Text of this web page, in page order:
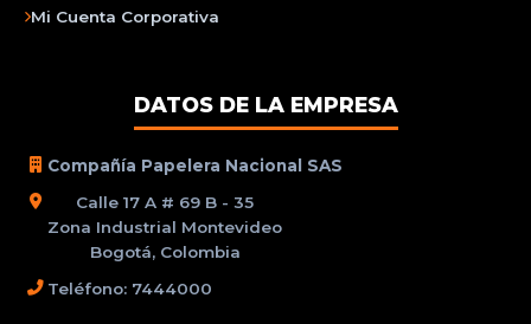
Mi Cuenta Corporativa
DATOS DE LA EMPRESA
Compañía Papelera Nacional SAS
Calle 17 A # 69 B - 35
Zona Industrial Montevideo
Bogotá, Colombia
Teléfono: 7444000